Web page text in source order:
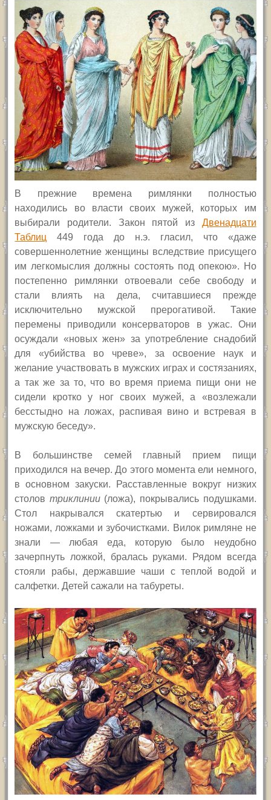
В прежние времена римлянки полностью
находились во власти своих мужей, которых им
выбирали родители. Закон пятой из Двенадцати
Таблиц 449 года до н.э. гласил, что «даже
совершеннолетние женщины вследствие присущего
им легкомыслия должны состоять под опекою». Но
постепенно римлянки отвоевали себе свободу и
стали влиять на дела, считавшиеся прежде
исключительно мужской прерогативой. Такие
перемены приводили консерваторов в ужас. Они
осуждали «новых жен» за употребление снадобий
для «убийства во чреве», за освоение наук и
желание участвовать в мужских играх и состязаниях,
а так же за то, что во время приема пищи они не
сидели кротко у ног своих мужей, а «возлежали
бесстыдно на ложах, распивая вино и встревая в
мужскую беседу».
В большинстве семей главный прием пищи
приходился на вечер. До этого момента ели немного,
в основном закуски. Расставленные вокруг низких
столов триклинии(ложа), покрывались подушками.
Стол накрывался скатертью и сервировался
ножами, ложками и зубочистками. Вилок римляне не
знали — любая еда, которую было неудобно
зачерпнуть ложкой, бралась руками. Рядом всегда
стояли рабы, державшие чаши с теплой водой и
салфетки. Детей сажали на табуреты.